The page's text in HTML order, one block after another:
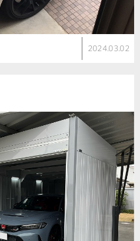
2024.03.02